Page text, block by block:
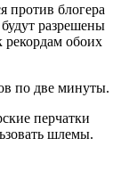
против блогера
разрешены
рекордам обоих
по две минуты.
перчатки
шлемы.